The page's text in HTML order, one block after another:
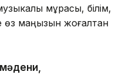
мұрасы, білім,
маңызын жоғалтқан